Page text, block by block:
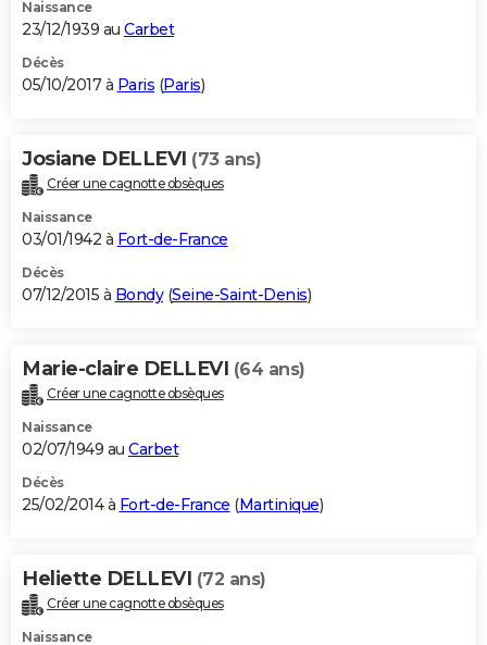
Naissance
23/12/1939 au Carbet
Décès
05/10/2017 à Paris (Paris)
Josiane DELLEVI (73 ans)
Créer une cagnotte obsèques
Naissance
03/01/1942 à Fort-de-France
Décès
07/12/2015 à Bondy(Seine-Saint-Denis)
Marie-claire DELLEVI (64 ans)
Créer une cagnotte obsèques
Naissance
02/07/1949 au Carbet
Décès
25/02/2014 à Fort-de-France (Martinique)
Heliette DELLEVI (72 ans)
Créer une cagnotte obsèques
Naissance